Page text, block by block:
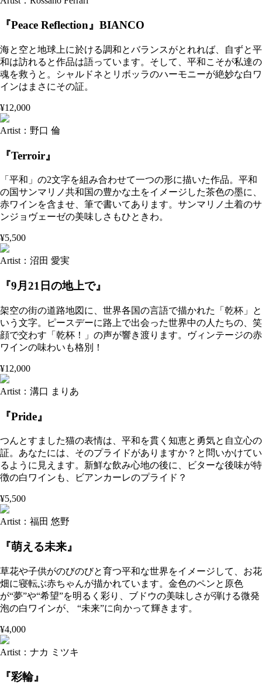
『Peace Reflection』BIANCO
海と空と地球上に於ける調和とバランスがとれれば、自ずと平
和は訪れると作品は語っています。そして、平和こそが私達の
魂を救うと。シャルドネとリボッラのハーモニーが絶妙な白ワ
インはまさにその証。
¥12,000
Artist：野口 倫
『Terroir』
「平和」の2文字を組み合わせて一つの形に描いた作品。平和
の国サンマリノ共和国の豊かな土をイメージした茶色の墨に、
赤ワインを含ませ、筆で書いてあります。サンマリノ土着のサ
ンジョヴェーゼの美味しさもひときわ。
¥5,500
Artist：沼田 愛実
『9月21日の地上で』
架空の街の道路地図に、世界各国の言語で描かれた「乾杯」と
いう文字。ピースデーに路上で出会った世界中の人たちの、笑
顔で交わす「乾杯！」の声が響き渡ります。ヴィンテージの赤
ワインの味わいも格別！
¥12,000
Artist：溝口 まりあ
『Pride』
つんとすました猫の表情は、平和を貫く知恵と勇気と自立心の
証。あなたには、そのプライドがありますか？と問いかけてい
るように見えます。新鮮な飲み心地の後に、ビターな後味が特
徴の白ワインも、ビアンカーレのプライド？
¥5,500
Artist：福田 悠野
『萌える未来』
草花や子供がのびのびと育つ平和な世界をイメージして、お花
畑に寝転ぶ赤ちゃんが描かれています。金色のペンと原色
が“夢”や“希望”を明るく彩り、ブドウの美味しさが弾ける微発
泡の白ワインが、 “未来”に向かって輝きます。
¥4,000
Artist：ナカ ミツキ
『彩輪』